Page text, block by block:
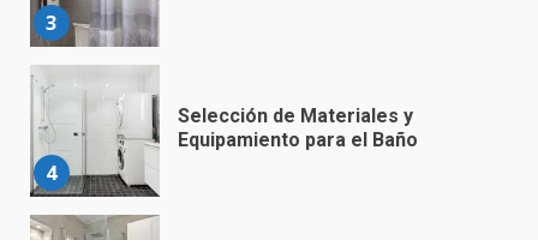
3
4
Selección de Materiales y
Equipamiento para el Baño